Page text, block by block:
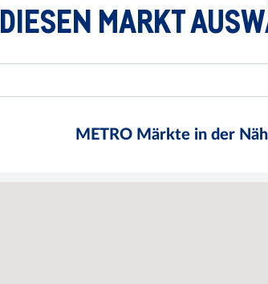
DIESEN MARKT
METRO Märkte in der